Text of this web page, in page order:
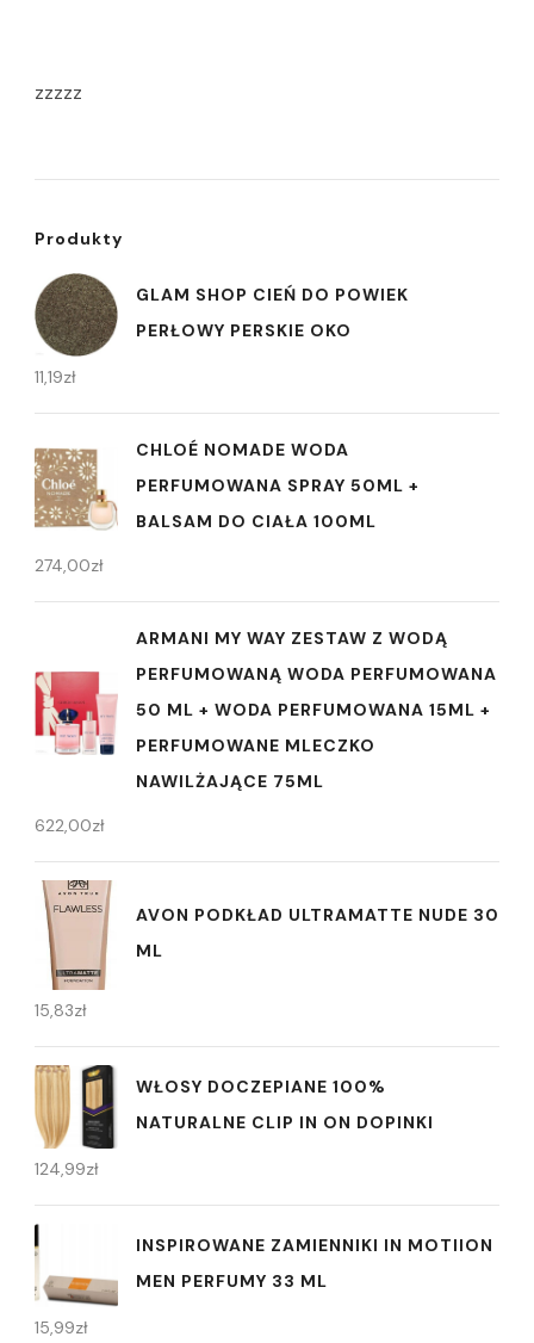
zzzzz
Produkty
GLAM SHOP CIEŃ DO POWIEK
PERŁOWY PERSKIE OKO
11,19zł
CHLOÉ NOMADE WODA
PERFUMOWANA SPRAY 50ML +
BALSAM DO CIAŁA 100ML
274,00zł
ARMANI MY WAY ZESTAW Z WODĄ
PERFUMOWANĄ WODA PERFUMOWANA
50 ML + WODA PERFUMOWANA 15ML +
PERFUMOWANE MLECZKO
NAWILŻAJĄCE 75ML
622,00zł
AVON PODKŁAD ULTRAMATTE NUDE 30
ML
15,83zł
WŁOSY DOCZEPIANE 100%
NATURALNE CLIP IN ON DOPINKI
124,99zł
INSPIROWANE ZAMIENNIKI IN MOTIION
MEN PERFUMY 33 ML
15,99zł